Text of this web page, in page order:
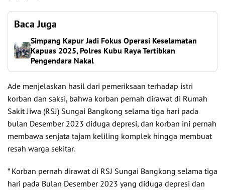
Baca Juga
Simpang Kapur Jadi Fokus Operasi Keselamatan
Kapuas 2025, Polres Kubu Raya Tertibkan
Pengendara Nakal
Ade menjelaskan hasil dari pemeriksaan terhadap istri
korban dan saksi, bahwa korban pernah dirawat di Rumah
Sakit Jiwa (RSJ) Sungai Bangkong selama tiga hari pada
bulan Desember 2023 diduga depresi, dan korban ini pernah
membawa senjata tajam keliling komplek hingga membuat
resah warga sekitar.
” Korban pernah dirawat di RSJ Sungai Bangkong selama tiga
hari pada Bulan Desember 2023 yang diduga depresi dan